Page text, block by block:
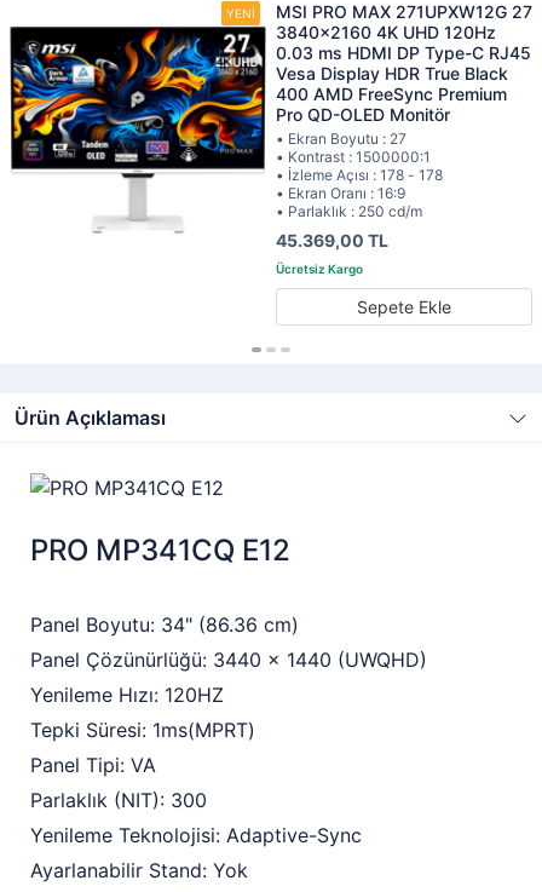
MSI PRO MAX 271UPXW12G 27
3840x2160 4K UHD 120Hz
0.03 ms HDMI DP Type-C RJ45
Vesa Display HDR True Black
400 AMD FreeSync Premium
Pro QD-OLED Monitör
• Ekran Boyutu : 27
• Kontrast : 1500000:1
• İzleme Açısı : 178 - 178
• Ekran Oranı : 16:9
• Parlaklık : 250 cd/m
45.369,00 TL
Sepete Ekle
Ürün Açıklaması
PRO MP341CQ E12
Panel Boyutu: 34" (86.36 cm)
Panel Çözünürlüğü: 3440 x 1440 (UWQHD)
Yenileme Hızı: 120HZ
Tepki Süresi: 1ms(MPRT)
Panel Tipi: VA
Parlaklık (NIT): 300
Yenileme Teknolojisi: Adaptive-Sync
Ayarlanabilir Stand: Yok